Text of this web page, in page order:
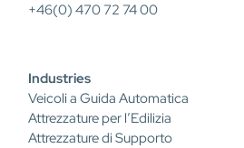
+46(0) 470 72 74 00
Industries
Veicoli a Guida Automatica
Attrezzature per l’Edilizia
Attrezzature di Supporto